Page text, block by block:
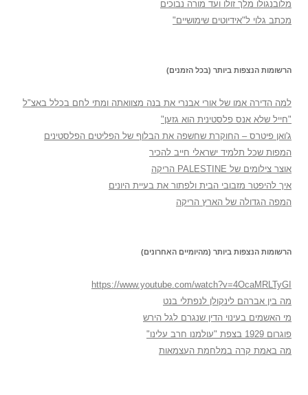
מלובנגולו מלך זולו ועד מורה נבוכים
מכתב גלוי ל"אידיוטים שימושיים"
הרשומות הנצפות ביותר (בכל הזמנים)
למה הדירה אמו של אורי אבנרי את בנה מצוואתה ומתי לחם בכלל באצ"ל
"חייל שלא אנס פלסטינית הוא גזען"
ג'ואן פיטרס – החוקרת שחשפה את הבלוף של הפליטים הפלסטינים
המפות שכל תלמיד ישראלי חייב להכיר
אוצר צילומים של PALESTINE הריקה
איך להיפטר מזבובי הבית ולפתור את בעיית היונים
המפה הגדולה של הארץ הריקה
הרשומות הנצפות ביותר (מהיומיים האחרונים)
https://www.youtube.com/watch?v=4OcaMRLTyGI
מה בין אברהם לינקולן לנפתלי בנט
מי האשמים בעינוי הדין שנגרם לגל הירש
פוגרום 1929 בצפת "עולמנו חרב עלינו"
מה באמת קרה במלחמת העצמאות